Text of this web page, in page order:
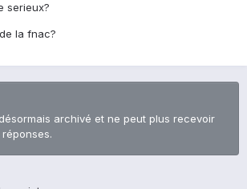
serieux?
la fnac?
archivé et ne peut plus recevoir